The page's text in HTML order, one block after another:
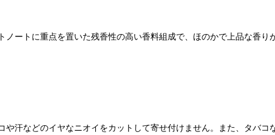
ノートに重点を置いた残香性の高い香料組成で、ほのかで上品な香り
や汗などのイヤなニオイをカットして寄せ付けません。また、タバ